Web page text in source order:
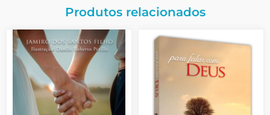
Produtos relacionados